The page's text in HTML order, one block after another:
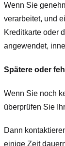
Wenn Sie
verarbeitet, und
Kreditkarte oder
angewendet,
Spätere oder
Wenn Sie noch
überprüfen Sie
Dann
einige Zeit